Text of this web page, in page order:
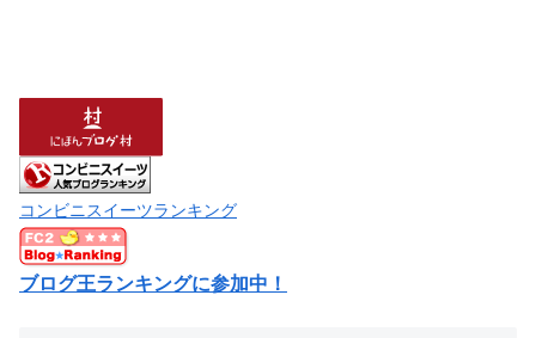
コンビニスイーツランキング
ブログ王ランキングに参加中！